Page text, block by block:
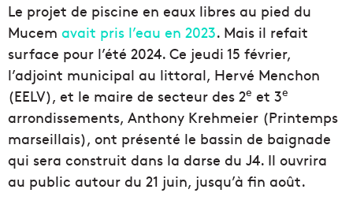
Le projet de piscine en eaux libres au pied du
Mucem avait pris l’eau en 2023. Mais il refait
surface pour l’été 2024. Ce jeudi 15 février,
l’adjoint municipal au littoral, Hervé Menchon
(EELV), et le maire de secteur des 2e et 3e
arrondissements, Anthony Krehmeier (Printemps
marseillais), ont présenté le bassin de baignade
qui sera construit dans la darse du J4. Il ouvrira
au public autour du 21 juin, jusqu’à fin août.